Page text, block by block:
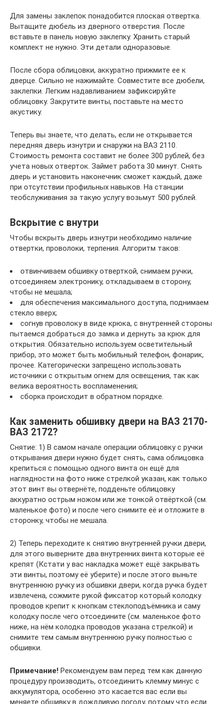
Для замены заклепок понадобится плоская отвертка.
Вытащите дюбель из дверного отверстия. После
вставьте в панель новую заклепку. Хранить старый
комплект не нужно. Эти детали одноразовые.
После сбора облицовки, аккуратно прижмите ее к
дверце. Сильно не нажимайте. Совместите все дюбели,
заклепки. Легким надавливанием зафиксируйте
облицовку. Закрутите винты, поставьте на место
акустику.
Теперь вы знаете, что делать, если не открывается
передняя дверь изнутри и снаружи на ВАЗ 2110.
Стоимость ремонта составит не более 300 рублей, без
учета новых отверток. Займет работа 30 минут. Снять
дверь и установить наконечник сможет каждый, даже
при отсутствии профильных навыков. На станции
теобслуживания за такую услугу возьмут 500 рублей.
Вскрытие с внутри
Чтобы вскрыть дверь изнутри необходимо наличие
отвертки, проволоки, терпения. Алгоритм таков:
отвинчиваем обшивку отверткой, снимаем ручки,
отсоединяем электронику, откладываем в сторону,
чтобы не мешала;
для обеспечения максимального доступа, поднимаем
стекло вверх;
согнув проволоку в виде крюка, с внутренней стороны
пытаемся добраться до замка и дернуть за крюк для
открытия. Обязательно используем осветительный
прибор, это может быть мобильный телефон, фонарик,
прочее. Категорически запрещено использовать
источники с открытым огнем для освещения, так как
велика вероятность воспламенения;
сборка происходит в обратном порядке.
Как заменить обшивку двери на ВАЗ 2170-
ВАЗ 2172?
Снятие: 1) В самом начале операции облицовку с ручки
открывания двери нужно будет снять, сама облицовка
крепиться с помощью одного винта он ещё для
наглядности на фото ниже стрелкой указан, как только
этот винт вы отвернёте, подденьте облицовку
аккуратно острым ножом или же тонкой отвёрткой (см.
маленькое фото) и после чего снимите её и отложите в
сторонку, чтобы не мешала.
2) Теперь переходите к снятию внутренней ручки двери,
для этого выверните два внутренних винта которые её
крепят (Кстати у вас накладка может ещё закрывать
эти винты, поэтому её уберите) и после этого выньте
внутреннюю ручку из обшивки двери, когда ручка будет
извлечена, сожмите рукой фиксатор который колодку
проводов крепит к кнопкам стеклоподъёмника и саму
колодку после чего отсоедините (см. маленькое фото
ниже, на нём колодка проводов указана стрелкой) и
снимите тем самым внутреннюю ручку полностью с
обшивки.
Примечание! Рекомендуем вам перед тем как данную
процедуру производить, отсоединить клемму минус с
аккумулятора, особенно это касается вас если вы
меняете обшивку в дождливую погоду, потому что если